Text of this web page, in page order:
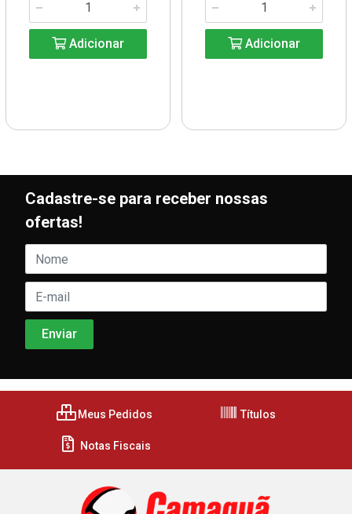
Adicionar Adicionar
Cadastre-se para receber nossas
ofertas!
Meus Pedidos Títulos
Notas Fiscais